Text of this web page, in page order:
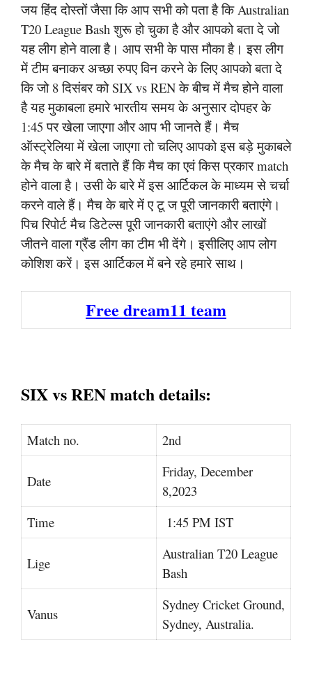
जय हिंद दोस्तों जैसा कि आप सभी को पता है कि Australian
T20 League Bash शुरू हो चुका है और आपको बता दे जो
यह लीग होने वाला है। आप सभी के पास मौका है। इस लीग
में टीम बनाकर अच्छा रुपए विन करने के लिए आपको बता दे
कि जो 8 दिसंबर को SIX vs REN के बीच में मैच होने वाला
है यह मुकाबला हमारे भारतीय समय के अनुसार दोपहर के
1:45 पर खेला जाएगा और आप भी जानते हैं। मैच
ऑस्ट्रेलिया में खेला जाएगा तो चलिए आपको इस बड़े मुकाबले
के मैच के बारे में बताते हैं कि मैच का एवं किस प्रकार match
होने वाला है। उसी के बारे में इस आर्टिकल के माध्यम से चर्चा
करने वाले हैं। मैच के बारे में ए टू ज पूरी जानकारी बताएंगे।
पिच रिपोर्ट मैच डिटेल्स पूरी जानकारी बताएंगे और लाखों
जीतने वाला ग्रैंड लीग का टीम भी देंगे। इसीलिए आप लोग
कोशिश करें। इस आर्टिकल में बने रहे हमारे साथ।
Free dream11 team
SIX vs REN match details:
Match no. 2nd
Date
Friday, December
8,2023
Time
1:45 PM IST
Lige
Australian T20 League
Bash
Vanus
Sydney Cricket Ground,
Sydney, Australia.